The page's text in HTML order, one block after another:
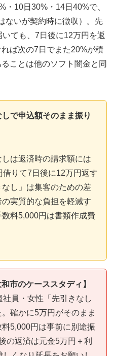
・10日30%・14日40%で、
ないが契約時に徴収）。先
ても、7日後に12万円を返
ば次の7日でまた20%が積
ことは他のソフト闇金と同
で申込額そのまま振り
しは返済時の請求額には
りて7日後に12万円返す
し」は集客のための差
実質的な負担を軽減す
料5,000円は書類作成費
市のケーススタディ】
員・女性「先引きなし
確かに5万円がそのまま
5,000円は事前に別途振
の返済は元金5万円＋利